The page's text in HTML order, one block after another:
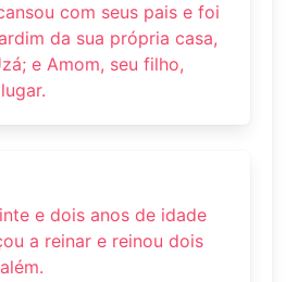
com seus pais e foi
da sua própria casa,
e Amom, seu filho,
e dois anos de idade
a reinar e reinou dois